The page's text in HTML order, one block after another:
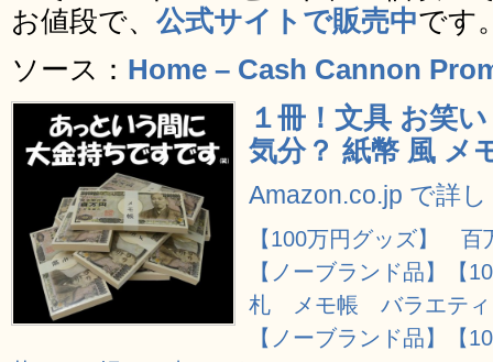
お値段で、 公式サイトで販売中です
ソース： Home – Cash Cannon
１冊！文具 お笑
気分？ 紙幣 風 メ
Amazon.co.jp で詳
【100万円グッズ】 百
【ノーブランド品】
札 メモ帳 バラエティ
【ノーブランド品】【